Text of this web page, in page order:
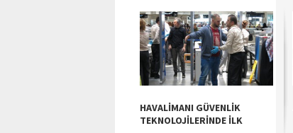
HAVALİMANI GÜVENLİK
TEKNOLOJİLERİNDE İLK